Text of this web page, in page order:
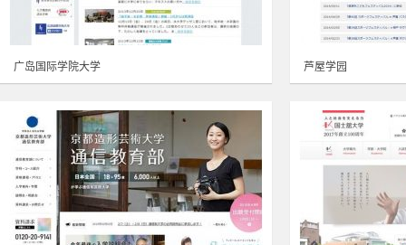
广岛国际学院大学 芦屋学园